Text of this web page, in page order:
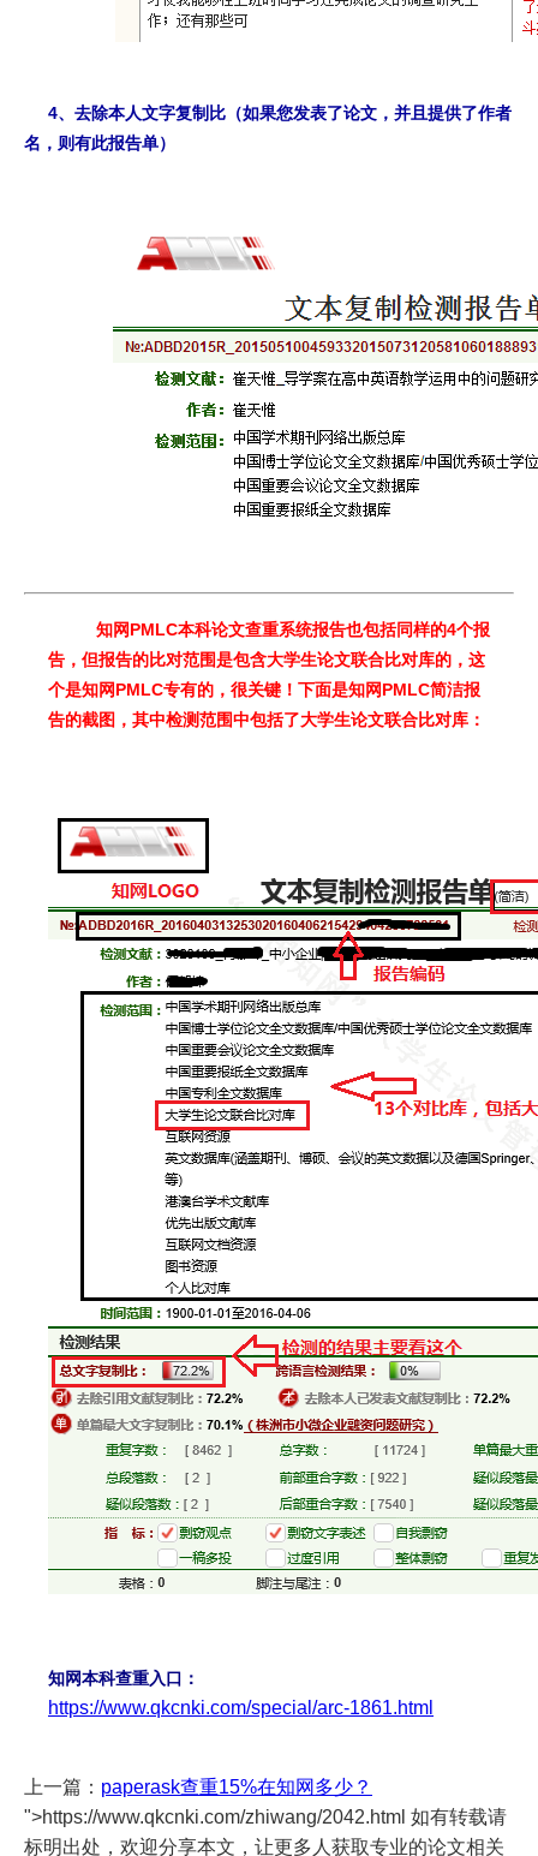
4、去除本人文字复制比（如果您发表了论文，并且提供了作者
名，则有此报告单）
知网PMLC本科论文查重系统报告也包括同样的4个报
告，但报告的比对范围是包含大学生论文联合比对库的，这
个是知网PMLC专有的，很关键！下面是知网PMLC简洁报
告的截图，其中检测范围中包括了大学生论文联合比对库：
知网本科查重入口：
https://www.qkcnki.com/special/arc-1861.html
上一篇： paperask查重15%在知网多少？
">https://www.qkcnki.com/zhiwang/2042.html 如有转载请
标明出处，欢迎分享本文，让更多人获取专业的论文相关